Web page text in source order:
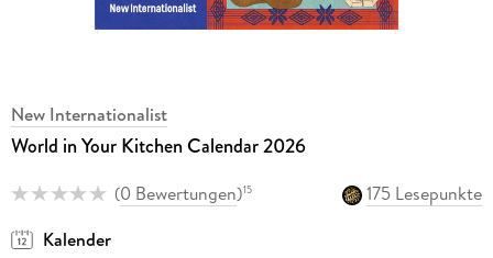
New Internationalist
World in Your Kitchen Calendar 2026
(0 Bewertungen)15
175 Lesepunkte
Kalender